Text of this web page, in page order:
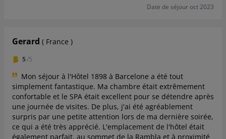
Date de séjour oct 2023
Gerard ( France )
5/5
Mon séjour à l'Hôtel 1898 à Barcelone a été tout
simplement fantastique. Ma chambre était extrêmement
confortable et le SPA était excellent pour se détendre après
une journée de visites. De plus, j'ai été agréablement
surpris par une petite attention lors de ma dernière soirée,
ce qui a été très apprécié. L'emplacement de l'hôtel était
également parfait, au sommet de la Rambla et à proximité